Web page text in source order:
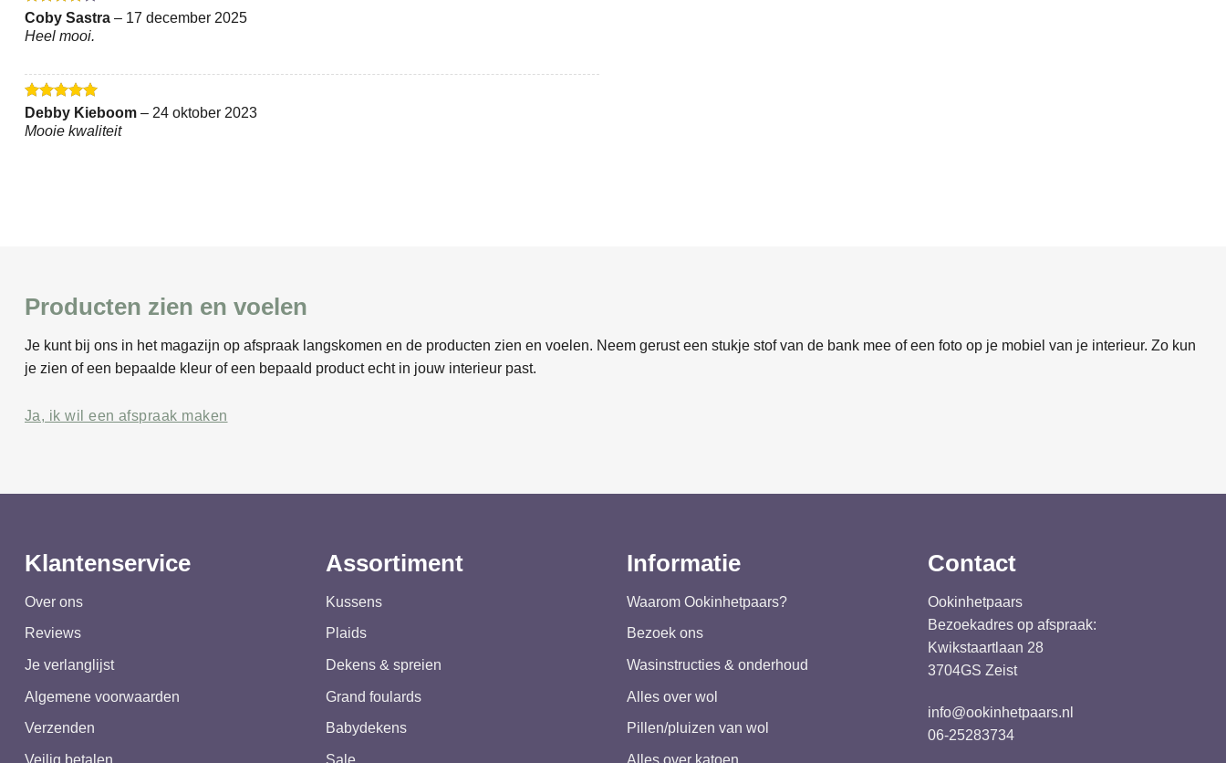
Gewaardeerd
4uit 5
Coby Sastra – 17 december 2025
Heel mooi.
Gewaardeerd
5uit 5
Debby Kieboom – 24 oktober 2023
Mooie kwaliteit
Producten zien en voelen
Je kunt bij ons in het magazijn op afspraak langskomen en de producten zien en voelen. Neem gerust een stukje stof van de bank mee of een foto op je mobiel van je interieur. Zo kun
je zien of een bepaalde kleur of een bepaald product echt in jouw interieur past.
Ja, ik wil een afspraak maken
Klantenservice
Over ons
Reviews
Je verlanglijst
Algemene voorwaarden
Verzenden
Veilig betalen
Assortiment
Kussens
Plaids
Dekens & spreien
Grand foulards
Babydekens
Sale
Informatie
Waarom Ookinhetpaars?
Bezoek ons
Wasinstructies & onderhoud
Alles over wol
Pillen/pluizen van wol
Alles over katoen
Contact
Ookinhetpaars
Bezoekadres op afspraak:
Kwikstaartlaan 28
3704GS Zeist
info@ookinhetpaars.nl
06-25283734